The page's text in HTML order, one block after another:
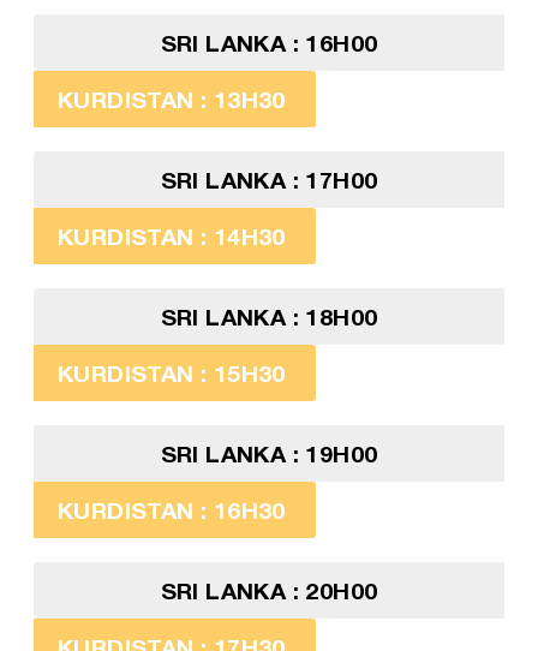
SRI LANKA : 16H00
KURDISTAN : 13H30
SRI LANKA : 17H00
KURDISTAN : 14H30
SRI LANKA : 18H00
KURDISTAN : 15H30
SRI LANKA : 19H00
KURDISTAN : 16H30
SRI LANKA : 20H00